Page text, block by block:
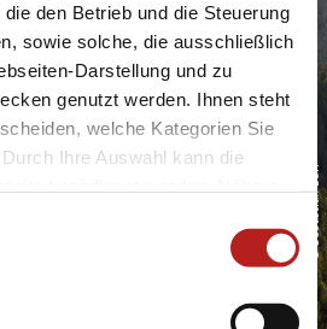
den Betrieb und die Steuerung
sowie solche, die ausschließlich
Darstellung und zu
genutzt werden. Ihnen steht
welche Kategorien Sie
Ihre Auswahl kann die
© Sebastian Buff
Newsletter erhalten und akzeptiere